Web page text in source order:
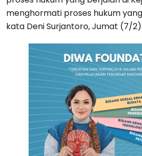
menghormati proses hukum
kata Deni Surjantoro, Jumat (7/